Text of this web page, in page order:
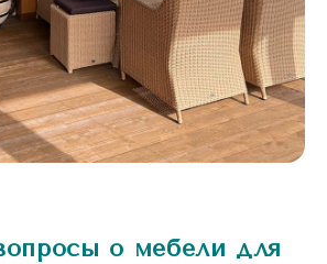
о мебели для